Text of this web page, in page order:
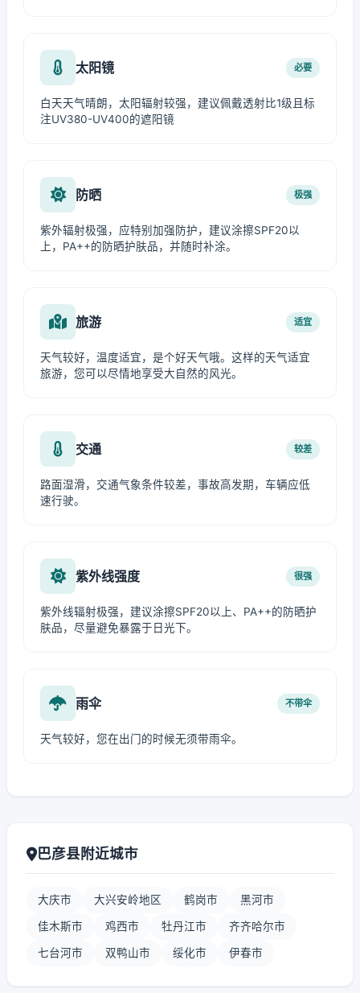
太阳镜 必要
白天天气晴朗，太阳辐射较强，建议佩戴透射比1级且标
注UV380-UV400的遮阳镜
防晒 极强
紫外辐射极强，应特别加强防护，建议涂擦SPF20以
上，PA++的防晒护肤品，并随时补涂。
旅游 适宜
天气较好，温度适宜，是个好天气哦。这样的天气适宜
旅游，您可以尽情地享受大自然的风光。
交通 较差
路面湿滑，交通气象条件较差，事故高发期，车辆应低
速行驶。
紫外线强度 很强
紫外线辐射极强，建议涂擦SPF20以上、PA++的防晒护
肤品，尽量避免暴露于日光下。
雨伞 不带伞
天气较好，您在出门的时候无须带雨伞。
巴彦县附近城市
大庆市 大兴安岭地区 鹤岗市 黑河市
佳木斯市 鸡西市 牡丹江市 齐齐哈尔市
七台河市 双鸭山市 绥化市 伊春市